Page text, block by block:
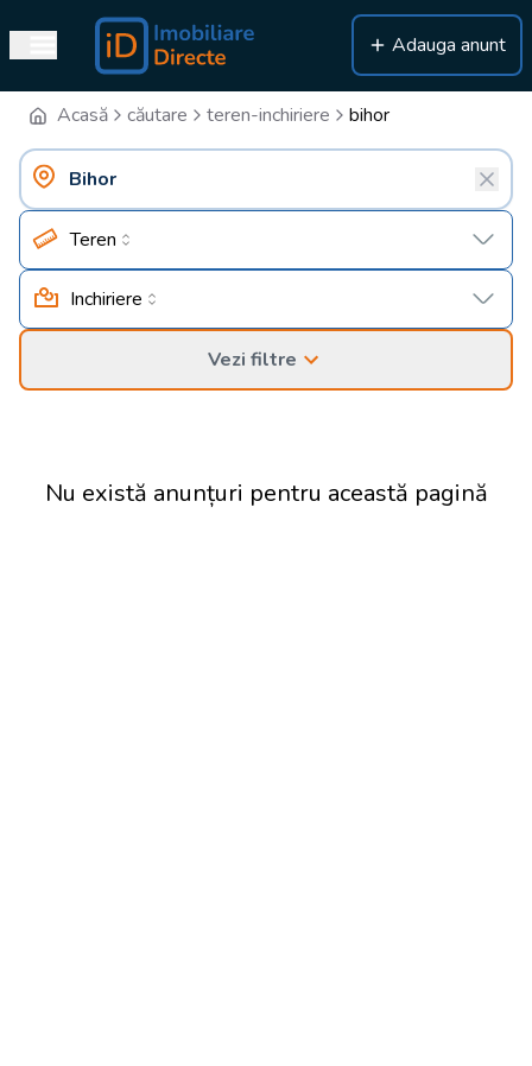
Adauga anunt
Acasă căutare teren-inchiriere bihor
Teren
Inchiriere
Vezi filtre
Nu există anunțuri pentru această pagină